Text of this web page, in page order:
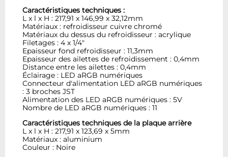
Caractéristiques techniques :
L x l x H : 217,91 x 146,99 x 32,12mm
Matériaux : refroidisseur cuivre chromé
Matériaux du dessus du refroidisseur : acrylique
Filetages : 4 x 1/4"
Epaisseur fond refroidisseur : 11,3mm
Epaisseur des ailettes de refroidissement : 0,4mm
Distance entre les ailettes : 0,4mm
Éclairage : LED aRGB numériques
Connecteur d'alimentation LED aRGB numériques
: 3 broches JST
Alimentation des LED aRGB numériques : 5V
Nombre de LED aRGB numériques : 11
Caractéristiques techniques de la plaque arrière
L x l x H : 217,91 x 123,69 x 5mm
Matériaux : aluminium
Couleur : Noire